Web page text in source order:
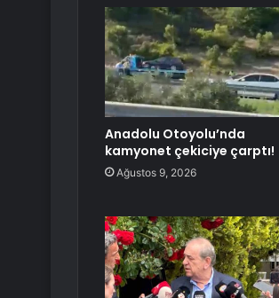
Anadolu Otoyolu’nda
kamyonet çekiciye çarptı!
Ağustos 9, 2026